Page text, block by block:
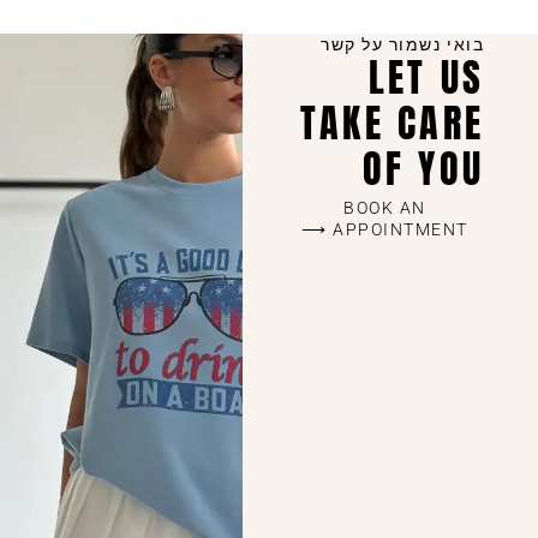
איכות ללא פשרות ושירות מכל הלב – זה מה שהופך אותנו
לבחירה של מאות לקוחות מרוצות שחוזרות שוב ושוב.
בואי נשמור על קשר
LET US
TAKE CARE
OF YOU
BOOK AN
APPOINTMENT ⟶